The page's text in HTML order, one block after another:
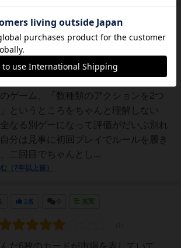
1名 0
のアクションを2つ選んで、相場読み、
ゲーム、「数種類のアクションを2つ
というところをちゃんと理解しない
なる別ゲーになって評価がだいぶ別れ
分は見事に初回プレイでルールを履き
二回目でちゃんとし...
（7年以上前）
1名 充実
だ6枚のカードが市場を表していて、